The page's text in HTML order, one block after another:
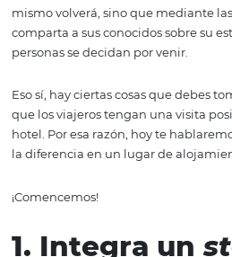
En estos días, es cada vez más
clientes califiquen y
hotel, por lo que debemos
Y es que un cliente satisfecho
mismo volverá, sino que
personas se decidan por venir.
Eso sí, hay ciertas cosas que